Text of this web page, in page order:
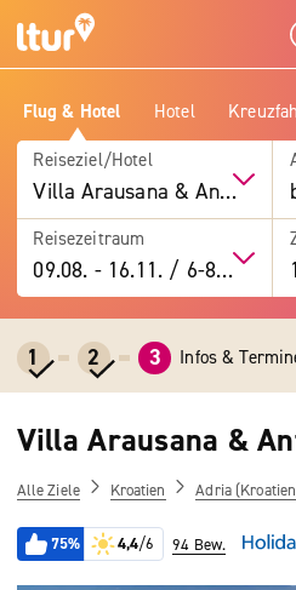
Flug & Hotel Hotel
Reiseziel/Hotel
Villa Arausana & Antonina
Reisezeitraum
09.08. -16.11. / 6-8 Tage
1 2 3 Infos &
Villa Arausana &
Alle Ziele Kroatien Adria
75% 4,4/6 94 Bew.